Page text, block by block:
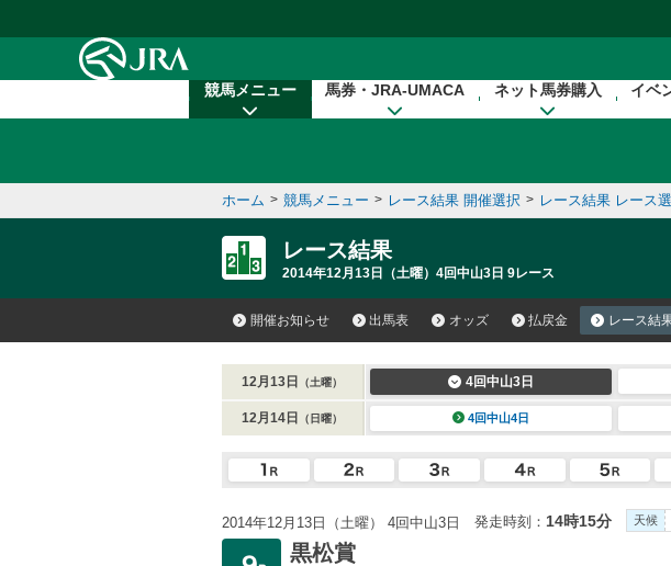
競馬メニュー 馬券・JRA-UMACA ネット馬券購入 イベ
ホーム > 競馬メニュー > レース結果 開催選択 > レース結果 レース
レース結果
2014年12月13日（土曜）4回中山3日 9レース
開催お知らせ 出馬表 オッズ 払戻金 レース結
12月13日 （土曜） 4回中山3日
12月14日 （日曜） 4回中山4日
2014年12月13日（土曜） 4回中山3日 発走時刻： 14時15分 天候
黒松賞